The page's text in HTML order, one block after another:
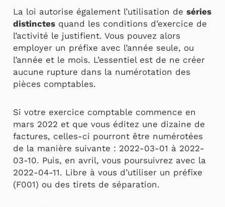
La loi autorise également l’utilisation de séries
distinctes quand les conditions d’exercice de
l’activité le justifient. Vous pouvez alors
employer un préfixe avec l’année seule, ou
l’année et le mois. L’essentiel est de ne créer
aucune rupture dans la numérotation des
pièces comptables.
Si votre exercice comptable commence en
mars 2022 et que vous éditez une dizaine de
factures, celles-ci pourront être numérotées
de la manière suivante : 2022-03-01 à 2022-
03-10. Puis, en avril, vous poursuivrez avec la
2022-04-11. Libre à vous d’utiliser un préfixe
(F001) ou des tirets de séparation.